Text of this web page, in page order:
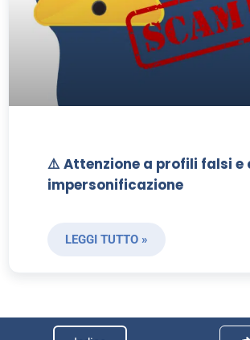
⚠️ Attenzione a profili falsi e
impersonificazione
LEGGI TUTTO »